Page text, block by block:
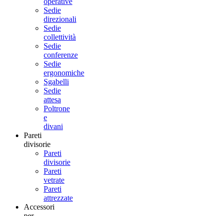
Sedie
direzionali
Sedie
collettività
Sedie
conferenze
Sedie
ergonomiche
Sgabelli
Sedie
attesa
Poltrone
e
divani
Pareti
divisorie
Pareti
divisorie
Pareti
vetrate
Pareti
attrezzate
Accessori